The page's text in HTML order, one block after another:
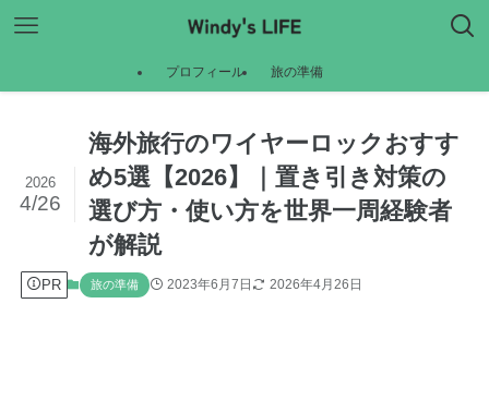
プロフィール 旅の準備
海外旅行のワイヤーロックおすす
め5選【2026】｜置き引き対策の
選び方・使い方を世界一周経験者
が解説
2026
4/26
PR 旅の準備 2023年6月7日 2026年4月26日